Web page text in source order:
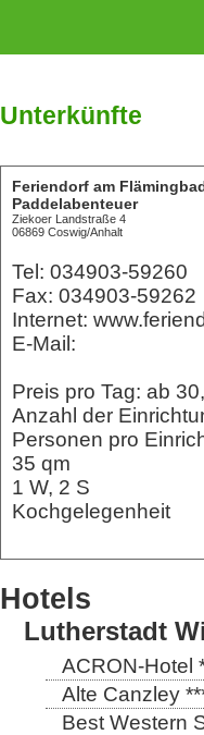
Unterkünfte
Feriendorf am
Paddelabenteuer
Ziekoer Landstraße 4
06869 Coswig/Anhalt
Tel: 034903-59260
Fax: 034903-59262
Internet:
E-Mail:
Preis pro Tag: ab
Anzahl der
Personen pro
35 qm
1 W, 2 S
Kochgelegenheit
Hotels
Lutherstadt
ACRON-Hotel
Alte Canzley
Best Western